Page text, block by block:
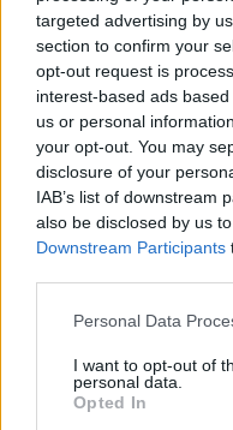
targeted advertising by
section to confirm your
opt-out request is
interest-based ads
us or personal
your opt-out. You may
disclosure of your
IAB’s list of downstream
also be disclosed by us
Downstream Participants
Personal Data
I want to opt-out of
personal data.
Opted In
DETAIL
PRODUKTU
Popis produktu
Univerzálne skrutky do
všetkých odboroch.
Skrutky do dreva sú
materiálov a galvanicky
šošovková a polguľatá) s
cena je za cks=100ks